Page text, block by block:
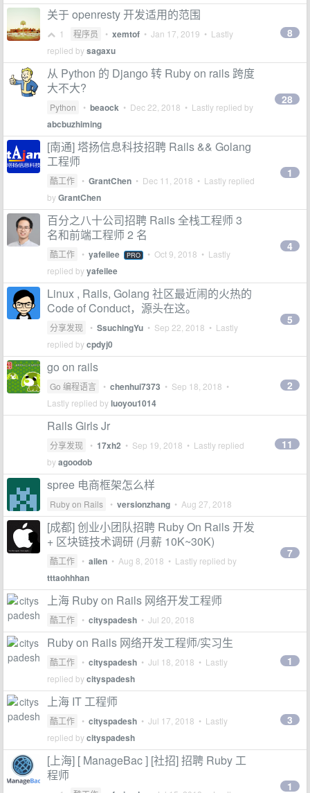
关于 openresty 开发适用的范围
1 程序员 • xemtof • Jan 17, 2019 • Lastly
replied bysagaxu
8
从 Python 的 Django 转 Ruby on rails 跨度
大不大?
Python • beaock • Dec 22, 2018 • Lastly replied by
abcbuzhiming
28
[南通] 塔扬信息科技招聘 Rails && Golang
工程师
酷工作 • GrantChen • Dec 11, 2018 • Lastly replied
byGrantChen
1
百分之八十公司招聘 Rails 全栈工程师 3
名和前端工程师 2 名
酷工作 • yafeilee PRO • Oct 9, 2018 • Lastly
replied byyafeilee
4
Linux , Rails, Golang 社区最近闹的火热的
Code of Conduct，源头在这。
分享发现 • SsuchingYu • Sep 22, 2018 • Lastly
replied bycpdyj0
5
go on rails
Go 编程语言 • chenhui7373 • Sep 18, 2018 •
Lastly replied byluoyou1014
2
Rails Girls Jr
分享发现 • 17xh2 • Sep 19, 2018 • Lastly replied
byagoodob
11
spree 电商框架怎么样
Ruby on Rails • versionzhang • Aug 27, 2018
[成都] 创业小团队招聘 Ruby On Rails 开发
+ 区块链技术调研 (月薪 10K~30K)
酷工作 • ailen • Aug 8, 2018 • Lastly replied by
tttaohhhan
7
上海 Ruby on Rails 网络开发工程师
酷工作 • cityspadesh • Jul 20, 2018
Ruby on Rails 网络开发工程师/实习生
酷工作 • cityspadesh • Jul 18, 2018 • Lastly
replied bycityspadesh
1
上海 IT 工程师
酷工作 • cityspadesh • Jul 17, 2018 • Lastly
replied bycityspadesh
3
[上海] [ ManageBac ] [社招] 招聘 Ruby 工
程师
1